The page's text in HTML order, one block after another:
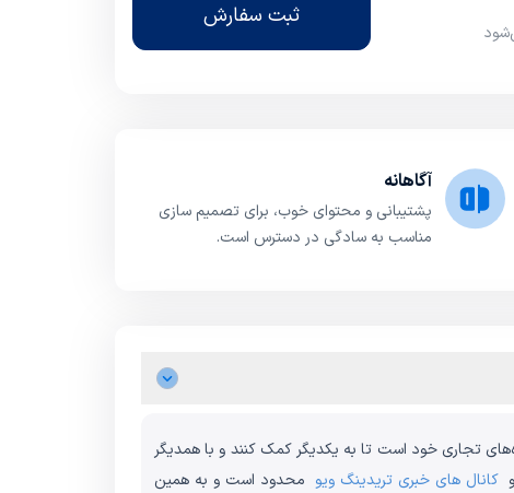
ثبت سفارش
آگاهانه
پشتیبانی و محتوای خوب، برای تصمیم سازی
مناسب به سادگی در دسترس است.
تجاری خود است تا به یکدیگر کمک کنند و با همدیگر
کانال های خبری تریدینگ ویو محدود است و به همین